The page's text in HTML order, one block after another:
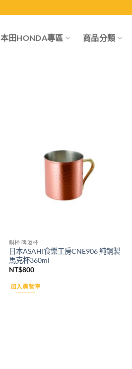
本田HONDA專區 商品分類
銅杯.啤酒杯
日本ASAHI食樂工房CNE906 純銅製
馬克杯360ml
NT$800
加入購物車